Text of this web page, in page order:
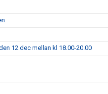
12 dec mellan kl 18.00-20.00